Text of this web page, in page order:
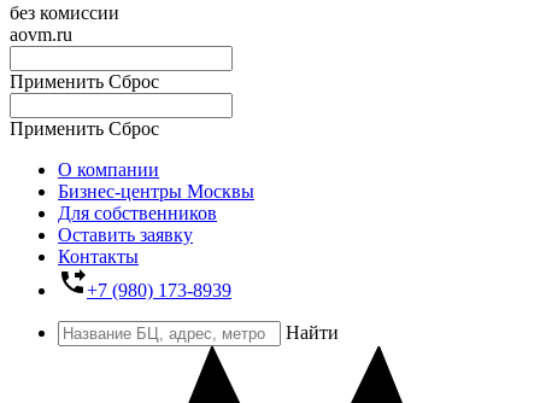
без комиссии
aovm.ru
Применить Сброс
Применить Сброс
О компании
Бизнес-центры Москвы
Для собственников
Оставить заявку
Контакты
phone_forwarded+7 (980) 173-8939
Найти